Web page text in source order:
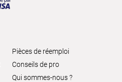
Pièces de réemploi
Conseils de pro
Qui sommes-nous ?